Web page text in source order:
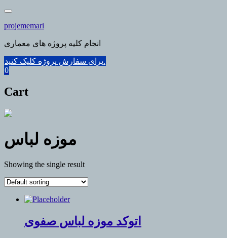
Skip
content
projememari
انجام کلیه پروژه های معماری
برای سفارش پروژه کلیک کنید.
0
Cart
موزه لباس
Showing the single result
اتوکد موزه لباس صفوی